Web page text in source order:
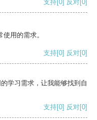
支持[0] 反对[0]
用的需求。
支持[0] 反对[0]
学习需求，让我能够找到自
支持[0] 反对[0]